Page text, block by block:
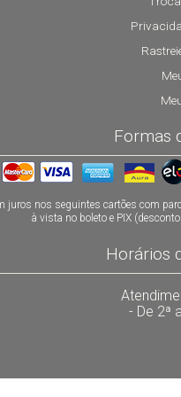
Formas
juros nos seguintes cartões com
à vista no boleto e PIX
Horários
- De 2ª